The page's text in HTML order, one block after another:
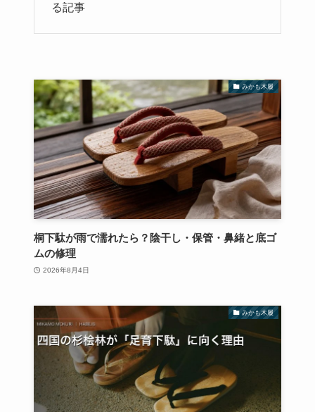
る記事
みかも木履
桐下駄が雨で濡れたら？陰干し・保管・鼻緒と底ゴ
ムの修理
2026年8月4日
みかも木履